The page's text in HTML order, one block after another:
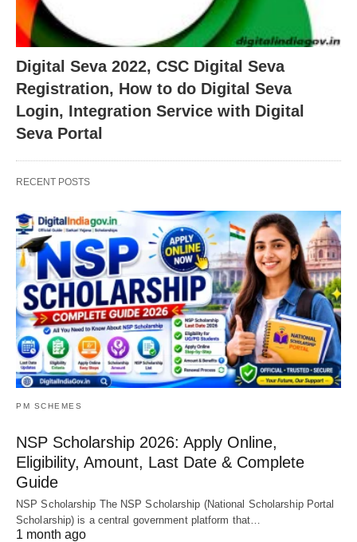
Digital Seva 2022, CSC Digital Seva
Registration, How to do Digital Seva
Login, Integration Service with Digital
Seva Portal
RECENT POSTS
PM SCHEMES
NSP Scholarship 2026: Apply Online,
Eligibility, Amount, Last Date & Complete
Guide
NSP Scholarship The NSP Scholarship (National Scholarship Portal
Scholarship) is a central government platform that…
1 month ago